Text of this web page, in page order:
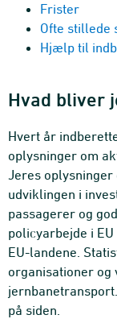
Frister
Ofte stillede
Hjælp til
Hvad bliver
Hvert år
oplysninger om
Jeres oplysninger
udviklingen i
passagerer og
policyarbejde i
EU-landene.
organisationer og
på siden.